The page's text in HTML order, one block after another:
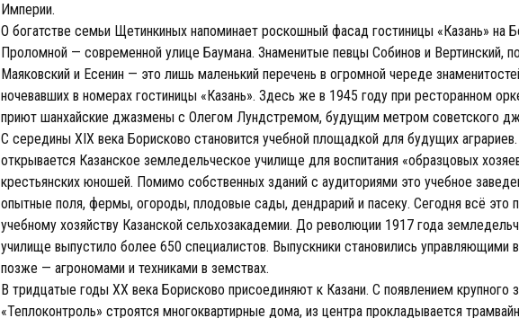
Империи.
О богатстве семьи Щетинкиных напоминает роскошный фасад гостиницы «Казань» на
Проломной — современной улице Баумана. Знаменитые певцы Собинов и Вертинский,
Маяковский и Есенин — это лишь маленький перечень в огромной череде
ночевавших в номерах гостиницы «Казань». Здесь же в 1945 году при ресторанном
приют шанхайские джазмены с Олегом Лундстремом, будущим метром советского
С середины XIX века Борисково становится учебной площадкой для будущих
открывается Казанское земледельческое училище для воспитания «образцовых
крестьянских юношей. Помимо собственных зданий с аудиториями это учебное
опытные поля, фермы, огороды, плодовые сады, дендрарий и пасеку. Сегодня всё это
учебному хозяйству Казанской сельхозакадемии. До революции 1917 года
училище выпустило более 650 специалистов. Выпускники становились управляющими
позже — агрономами и техниками в земствах.
В тридцатые годы XX века Борисково присоединяют к Казани. С появлением крупного
«Теплоконтроль» строятся многоквартирные дома, из центра прокладывается